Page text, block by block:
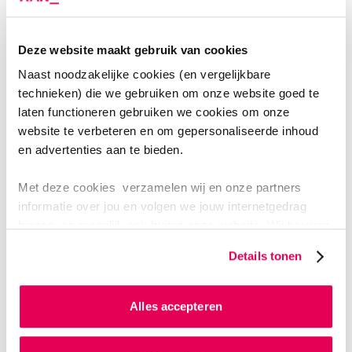
Deze website maakt gebruik van cookies
Naast noodzakelijke cookies (en vergelijkbare
technieken) die we gebruiken om onze website goed te
laten functioneren gebruiken we cookies om onze
website te verbeteren en om gepersonaliseerde inhoud
en advertenties aan te bieden.
Met deze cookies verzamelen wij en onze partners
informatie over jou en volgen we jouw internetgedrag
website en communicatie aan op jouw voorkeuren. Ook
van jouw internetgedrag.
Als je op ‘Alles accepteren’ klikt dan geef je ons
Details tonen
Alles accepteren
Complex rekenen
Netwerktheorie
Transformatoren
Elektrische machines
Opwekking
Transport en distributie
Simulatortrainingen
Gastcolleges
Kies dan voor de cursus Power course
VERDERE INFORMATIE